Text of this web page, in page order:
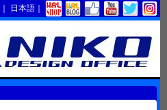
｜ 日本語 ｜